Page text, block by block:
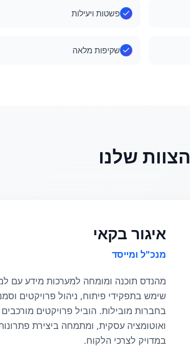
פשטות ויעילות
שקיפות מלאה
הצוות שלנו
איגור בקאי
מנכ"ל ומייסד
שימש בתפקידי פיתוח, ניהול פרויקטים
בחברות מובילות. הוביל פרויקטים
ואוטומציה עסקית, ומתמחה ביצירת
במדויק לצרכי הלקוח.